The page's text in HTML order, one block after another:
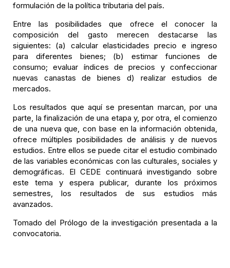
formulación de la política tributaria del país.
Entre las posibilidades que ofrece el conocer la
composición del gasto merecen destacarse las
siguientes: (a) calcular elasticidades precio e ingreso
para diferentes bienes; (b) estimar funciones de
consumo; evaluar índices de precios y confeccionar
nuevas canastas de bienes d) realizar estudios de
mercados.
Los resultados que aquí se presentan marcan, por una
parte, la finalización de una etapa y, por otra, el comienzo
de una nueva que, con base en la información obtenida,
ofrece múltiples posibilidades de análisis y de nuevos
estudios. Entre ellos se puede citar el estudio combinado
de las variables económicas con las culturales, sociales y
demográficas. El CEDE continuará investigando sobre
este tema y espera publicar, durante los próximos
semestres, los resultados de sus estudios más
avanzados.
Tomado del Prólogo de la investigación presentada a la
convocatoria.